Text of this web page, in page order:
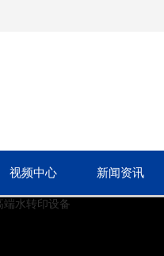
视频中心 新闻资讯